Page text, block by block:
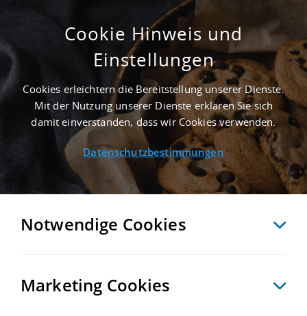
27.000 M² LOGISTIKGRUNDSTÜCK IN
DABERGOTZ NAHE
GÜTERVERKEHRSZENTRUM GVZ BERLIN
WEST WUSTERMARK - LANDKREIS
OSTPRIGNITZ-RUPPIN
Immobiliensuche/Detailansicht
ZURÜCK MERKEN VERGLEICHEN
Cookie Hinweis und
Einstellungen
Cookies erleichtern die Bereitstellung unserer Dienste.
Mit der Nutzung unserer Dienste erklären Sie sich
damit einverstanden, dass wir Cookies verwenden.
Datenschutzbestimmungen
Notwendige Cookies
Marketing Cookies